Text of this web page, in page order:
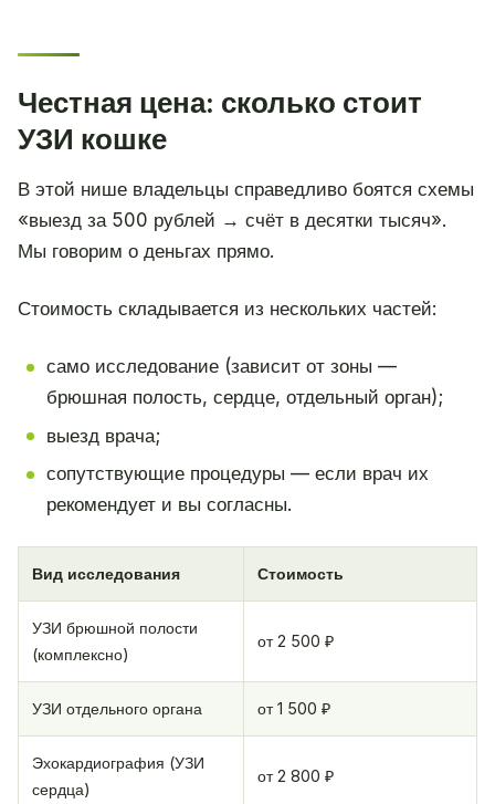
Честная цена: сколько стоит
УЗИ кошке
В этой нише владельцы справедливо боятся схемы
«выезд за 500 рублей → счёт в десятки тысяч».
Мы говорим о деньгах прямо.
Стоимость складывается из нескольких частей:
само исследование (зависит от зоны —
брюшная полость, сердце, отдельный орган);
выезд врача;
сопутствующие процедуры — если врач их
рекомендует и вы согласны.
Вид исследования Стоимость
УЗИ брюшной полости
(комплексно)
от 2 500 ₽
УЗИ отдельного органа от 1 500 ₽
Эхокардиография (УЗИ
сердца)
от 2 800 ₽